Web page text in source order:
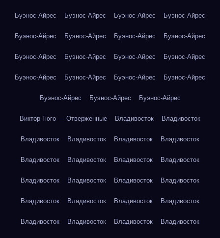
Буэнос-Айрес Буэнос-Айрес Буэнос-Айрес Буэнос-Айрес
Буэнос-Айрес Буэнос-Айрес Буэнос-Айрес Буэнос-Айрес
Буэнос-Айрес Буэнос-Айрес Буэнос-Айрес Буэнос-Айрес
Буэнос-Айрес Буэнос-Айрес Буэнос-Айрес Буэнос-Айрес
Буэнос-Айрес Буэнос-Айрес Буэнос-Айрес
Виктор Гюго — Отверженные Владивосток Владивосток
Владивосток Владивосток Владивосток Владивосток
Владивосток Владивосток Владивосток Владивосток
Владивосток Владивосток Владивосток Владивосток
Владивосток Владивосток Владивосток Владивосток
Владивосток Владивосток Владивосток Владивосток